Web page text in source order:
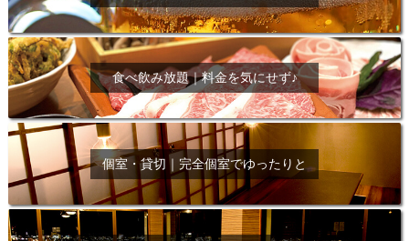
食べ飲み放題｜料金を気にせず♪
個室・貸切｜完全個室でゆったりと